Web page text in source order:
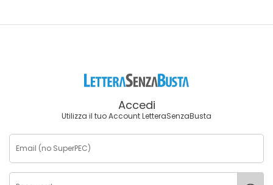
Accedi
Utilizza il tuo Account LetteraSenzaBusta